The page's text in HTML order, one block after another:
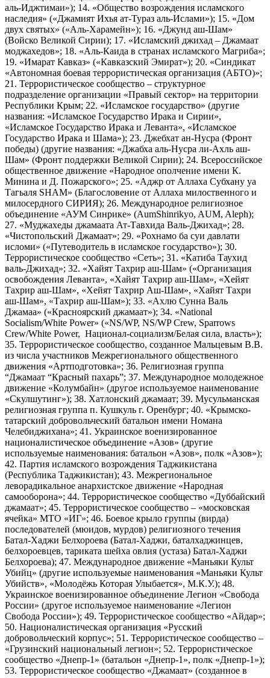
аль-Иджтимаи»); 14. «Общество возрождения исламского
наследия» («Джамият Ихья ат-Тураз аль-Ислами»); 15. «Дом
двух святых» («Аль-Харамейн»); 16. «Джунд аш-Шам»
(Войско Великой Сирии); 17. «Исламский джихад – Джамаат
моджахедов»; 18. «Аль-Каида в странах исламского Магриба»;
19. «Имарат Кавказ» («Кавказский Эмират»); 20. «Синдикат
«Автономная боевая террористическая организация (АБТО)»;
21. Террористическое сообщество – структурное
подразделение организации «Правый сектор» на территории
Республики Крым; 22. «Исламское государство» (другие
названия: «Исламское Государство Ирака и Сирии»,
«Исламское Государство Ирака и Леванта», «Исламское
Государство Ирака и Шама»); 23. Джебхат ан-Нусра (Фронт
победы) (другие названия: «Джабха аль-Нусра ли-Ахль аш-
Шам» (Фронт поддержки Великой Сирии); 24. Всероссийское
общественное движение «Народное ополчение имени К.
Минина и Д. Пожарского»; 25. «Аджр от Аллаха Субхану уа
Тагьаля SHAM» (Благословение от Аллаха милоственного и
милосердного СИРИЯ); 26. Международное религиозное
объединение «АУМ Синрике» (AumShinrikyo, AUM, Aleph);
27. «Муджахеды джамаата Ат-Тавхида Валь-Джихад»; 28.
«Чистопольский Джамаат»; 29. «Рохнамо ба суи давлати
исломи» («Путеводитель в исламское государство»); 30.
Террористическое сообщество «Сеть»; 31. «Катиба Таухид
валь-Джихад»; 32. «Хайят Тахрир аш-Шам» («Организация
освобождения Леванта», «Хайят Тахрир аш-Шам», «Хейят
Тахрир аш-Шам», «Хейят Тахрир Аш-Шам», «Хайят Тахри
аш-Шам», «Тахрир аш-Шам»); 33. «Ахлю Сунна Валь
Джамаа» («Красноярский джамаат»); 34. «National
Socialism/White Power» («NS/WP, NS/WP Crew, Sparrows
Crew/White Power, Национал-социализм/Белая сила, власть»);
35. Террористическое сообщество, созданное Мальцевым В.В.
из числа участников Межрегионального общественного
движения «Артподготовка»; 36. Религиозная группа
“Джамаат “Красный пахарь”; 37. Международное молодежное
движение «Колумбайн» (другое используемое наименование
«Скулшутинг»); 38. Хатлонский джамаат; 39. Мусульманская
религиозная группа п. Кушкуль г. Оренбург; 40. «Крымско-
татарский добровольческий батальон имени Номана
Челебиджихана»; 41. Украинское военизированное
националистическое объединение «Азов» (другие
используемые наименования: батальон «Азов», полк «Азов»);
42. Партия исламского возрождения Таджикистана
(Республика Таджикистан); 43. Межрегиональное
леворадикальное анархистское движение «Народная
самооборона»; 44. Террористическое сообщество «Дуббайский
джамаат»; 45. Террористическое сообщество – «московская
ячейка» МТО «ИГ»; 46. Боевое крыло группы (вирда)
последователей (мюидов, мурдов) религиозного течения
Батал-Хаджи Белхороева (Батал-Хаджи, баталхаджинцев,
белхороевцев, тариката шейха овлия (устаза) Батал-Хаджи
Белхороева); 47. Международное движение «Маньяки Культ
Убийц» (другие используемые наименования «Маньяки Культ
Убийств», «Молодёжь Которая Улыбается», М.К.У.); 48.
Украинское военизированное объединение Легион «Свобода
России» (другое используемое наименование «Легион
Свобода России»); 49. Террористическое сообщество «Айдар»;
50. Националистическая организация «Русский
добровольческий корпус»; 51. Террористическое сообщество –
«Грузинский национальный легион»; 52. Террористическое
сообщество «Днепр-1» (батальон «Днепр-1», полк «Днепр-1»);
53. Террористическое сообщество «Джамаат» (созданное в